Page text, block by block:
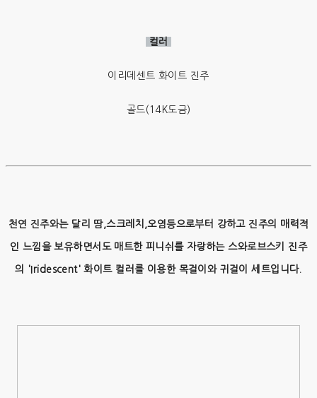
컬러
이리데센트 화이트 진주
골드(14K도금)
천연 진주와는 달리 땀,스크레치,오염등으로부터 강하고 진주의 매력적
인 느낌을 보유하면서도 매트한 피니쉬를 자랑하는 스와로브스키 진주
의 'Iridescent' 화이트 컬러를 이용한 목걸이와 귀걸이 세트입니다.